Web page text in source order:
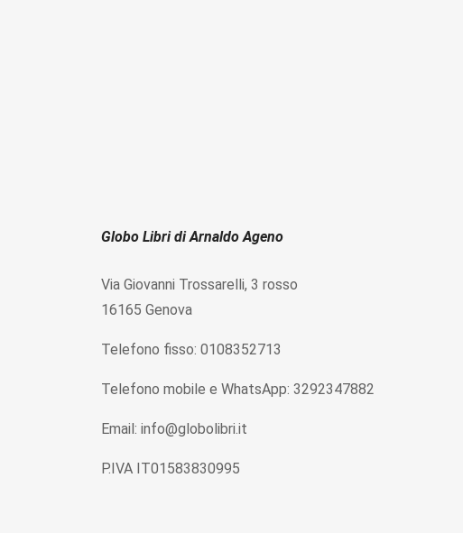
Globo Libri di Arnaldo Ageno
Via Giovanni Trossarelli, 3 rosso
16165 Genova
Telefono fisso: 0108352713
Telefono mobile e WhatsApp: 3292347882
Email: info@globolibri.it
P.IVA IT01583830995